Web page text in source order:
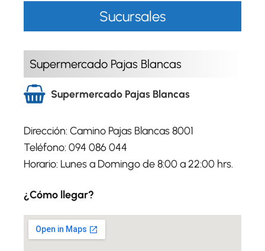
Sucursales
Supermercado Pajas Blancas
Supermercado Pajas Blancas
Dirección: Camino Pajas Blancas 8001
Teléfono: 094 086 044
Horario: Lunes a Domingo de 8:00 a 22:00 hrs.
¿Cómo llegar?